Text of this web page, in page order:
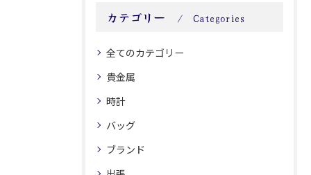
カテゴリー Categories
全てのカテゴリー
貴金属
時計
バッグ
ブランド